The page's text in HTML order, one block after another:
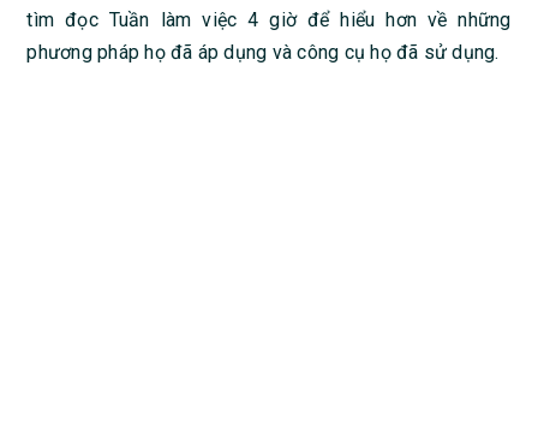
tìm đọc Tuần làm việc 4 giờ để hiểu hơn về những
phương pháp họ đã áp dụng và công cụ họ đã sử dụng.